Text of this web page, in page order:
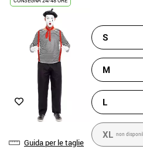
Guida per le taglie
S
M
L
XL non